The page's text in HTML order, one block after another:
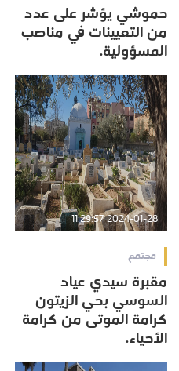
حموشي يؤشر على عدد
من التعيينات في مناصب
المسؤولية.
2024-01-28 11:29:57
مجتمع
مقبرة سيدي عياد
السوسي بحي الزيتون
كرامة الموتى من كرامة
الأحياء.